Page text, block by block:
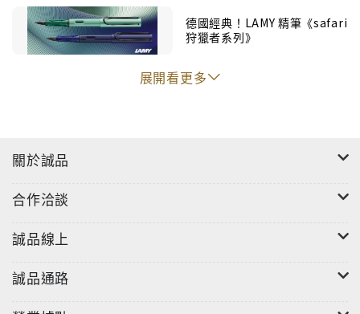
換零件將酌收相關費用
● 鋼筆類商品皆經過德國原廠書寫測試，如筆尖有藍色
墨痕屬正常現象，建議使用前稍作清潔
● 鋼筆類產品一經入墨(墨水管安裝或吸水器填充)，恕
反應，以免影響您辦退的權益
線上智能客服，也可以到全台灣誠品門市洽詢
服務電話：0800-666-798／+886-2-87898921
https://www.eslite.com/member/customer/
德國經典！LAMY 精筆《safari
狩獵者系列》
展開看更多
關於誠品
合作洽談
誠品線上
誠品通路